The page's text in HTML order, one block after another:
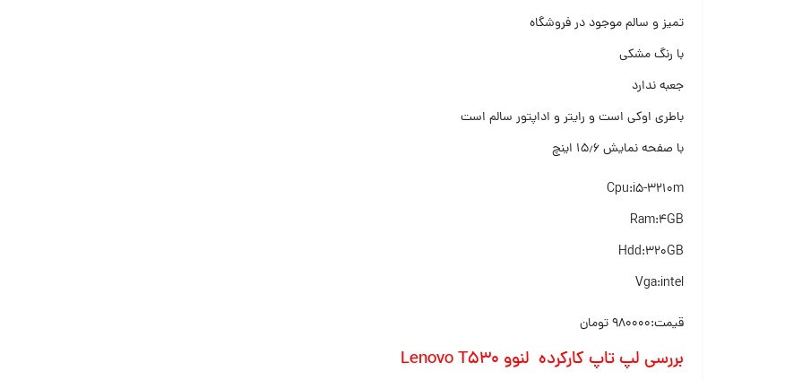
تمیز و سالم موجود در فروشگاه
با رنگ مشکی
جعبه ندارد
باطری اوکی است و رایتر و اداپتور سالم است
با صفحه نمایش ۱۵٫۶ اینچ
Cpu:i5-3210m
Ram:4GB
Hdd:320GB
Vga:intel
قیمت:۹۸۰۰۰۰ تومان
بررسی لپ تاپ کارکرده لنوو Lenovo T530